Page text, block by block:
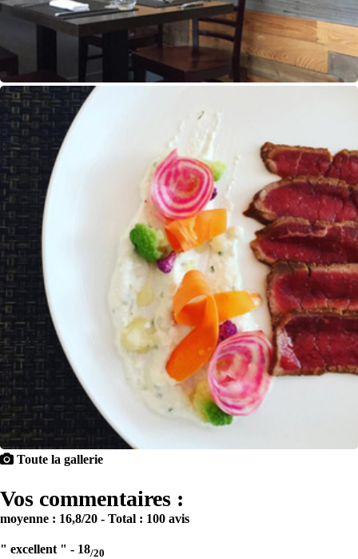
Toute la gallerie
Vos commentaires :
moyenne : 16,8/20 - Total : 100 avis
" excellent " - 18/20